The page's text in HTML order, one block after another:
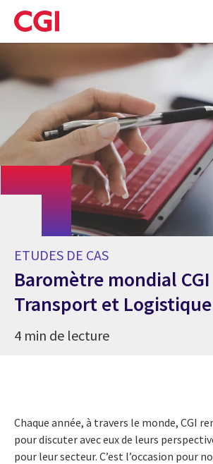
Skip
to
main
ETUDES DE CAS
Baromètre mondial CGI
Transport et Logistique
4 min de lecture
Chaque année, à travers le monde, CGI
pour discuter avec eux de leurs
pour leur secteur. C’est l’occasion pour